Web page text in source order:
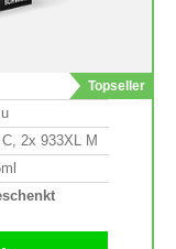
2x 933XL M